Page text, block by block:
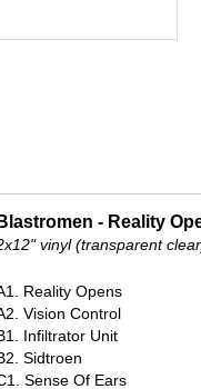
Blastromen - Reality
vinyl (transparent
Reality Opens
Vision Control
Infiltrator Unit
Sidtroen
Sense Of Ears